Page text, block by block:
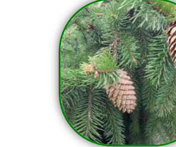
Отзывы
Мой аккаунт
F.A.Q.